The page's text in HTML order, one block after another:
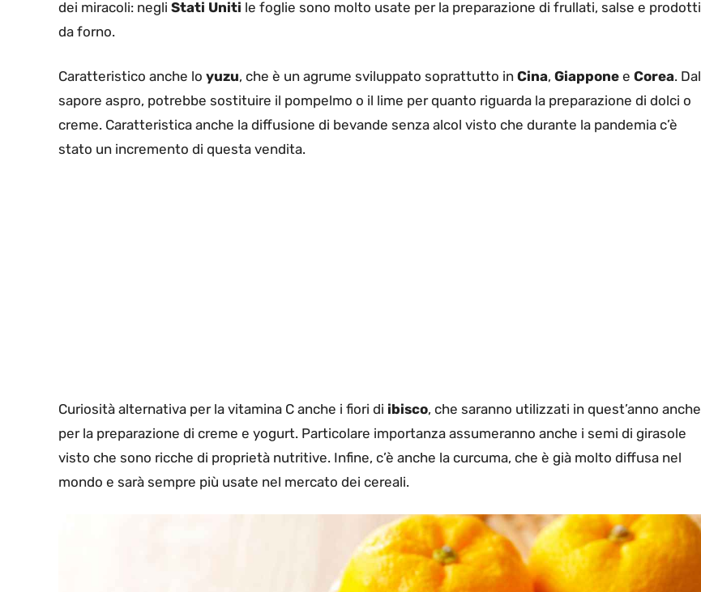
dei miracoli: negli Stati Uniti le foglie sono molto usate per la preparazione di frullati, salse e prodotti
da forno.
Caratteristico anche lo yuzu, che è un agrume sviluppato soprattutto in Cina, Giappone e Corea. Dal
sapore aspro, potrebbe sostituire il pompelmo o il lime per quanto riguarda la preparazione di dolci o
creme. Caratteristica anche la diffusione di bevande senza alcol visto che durante la pandemia c’è
stato un incremento di questa vendita.
Curiosità alternativa per la vitamina C anche i fiori di ibisco, che saranno utilizzati in quest’anno anche
per la preparazione di creme e yogurt. Particolare importanza assumeranno anche i semi di girasole
visto che sono ricche di proprietà nutritive. Infine, c’è anche la curcuma, che è già molto diffusa nel
mondo e sarà sempre più usate nel mercato dei cereali.